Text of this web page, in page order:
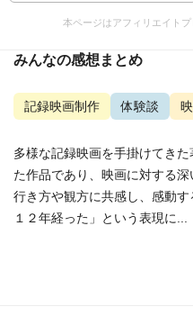
本ページはアフィリエイト
みんなの感想まとめ
記録映画制作 体験談
多様な記録映画を手掛けてき
た作品であり、映画に対する
行き方や観方に共感し、感動
１２年経った」という表現に...